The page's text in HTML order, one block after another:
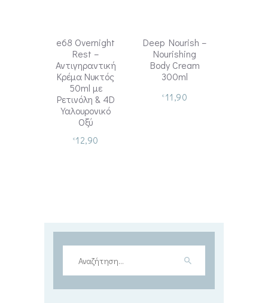
e68 Overnight
Rest –
Αντιγηραντική
Κρέμα Νυκτός
50ml με
Ρετινόλη & 4D
Υαλουρονικό
Οξύ
€12,90
Deep Nourish –
Nourishing
Body Cream
300ml
€ 11,90